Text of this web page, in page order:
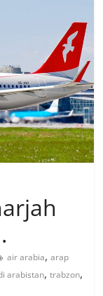
air arabia,arap
arabistan,trabzon,